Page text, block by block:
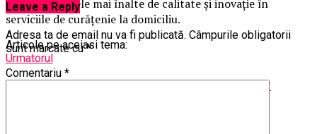
standardele cele mai înalte de calitate și inovație în
serviciile de curățenie la domiciliu.
Articole pe aceiasi tema:
Urmatorul
Extinderea acoperirii și îmbunătățirea calității comunicațiilor
Leave a Reply
Adresa ta de email nu va fi publicată. Câmpurile obligatorii
sunt marcate cu*
Comentariu *